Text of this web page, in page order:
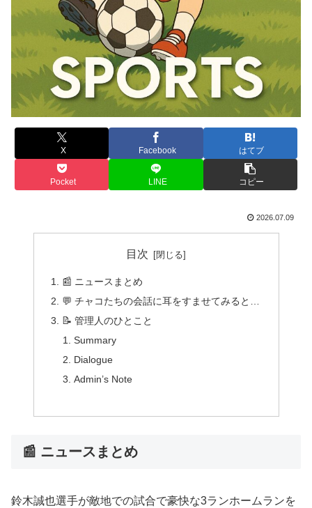
X Facebook はてブ
Pocket LINE コピー
2026.07.09
目次
📰 ニュースまとめ
💬 チャコたちの会話に耳をすませてみると…
📝 管理人のひとこと
Summary
Dialogue
Admin’s Note
📰 ニュースまとめ
鈴木誠也選手が敵地での試合で豪快な3ランホームランを